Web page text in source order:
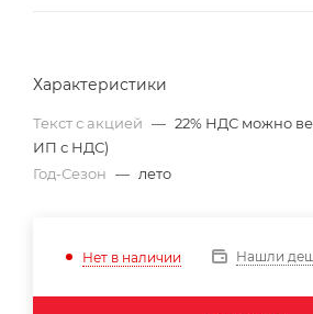
Характеристики
Текст с акцией — 22% НДС можно
ИП с НДС)
Год-Сезон — лето
Нет в наличии Нашли